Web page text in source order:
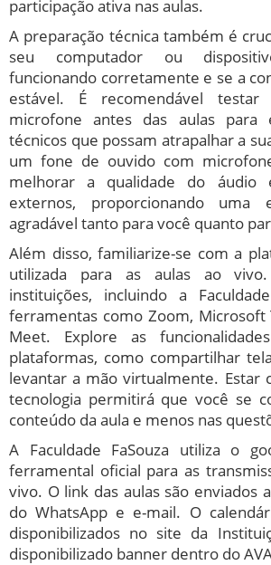
participação ativa nas aulas.
A preparação técnica também é
seu computador ou
funcionando corretamente e se a
estável. É recomendável
microfone antes das aulas para
técnicos que possam atrapalhar a
um fone de ouvido com
melhorar a qualidade do áudio
externos, proporcionando uma
agradável tanto para você quanto
Além disso, familiarize-se com a
utilizada para as aulas ao
instituições, incluindo a
ferramentas como Zoom, Microsoft
Meet. Explore as
plataformas, como compartilhar
levantar a mão virtualmente. Estar
tecnologia permitirá que você se
conteúdo da aula e menos nas
A Faculdade FaSouza utiliza o
ferramental oficial para as
vivo. O link das aulas são enviados
do WhatsApp e e-mail. O
disponibilizados no site da
disponibilizado banner dentro do